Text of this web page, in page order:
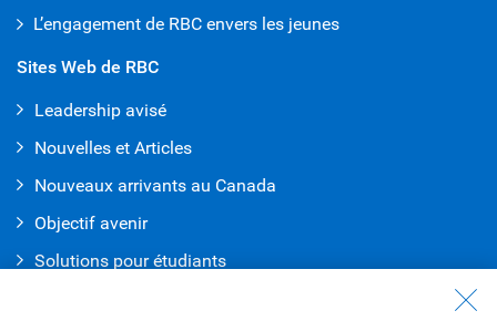
L’engagement de RBC envers les jeunes
Sites Web de RBC
Leadership avisé
Nouvelles et Articles
Nouveaux arrivants au Canada
Objectif avenir
Solutions pour étudiants